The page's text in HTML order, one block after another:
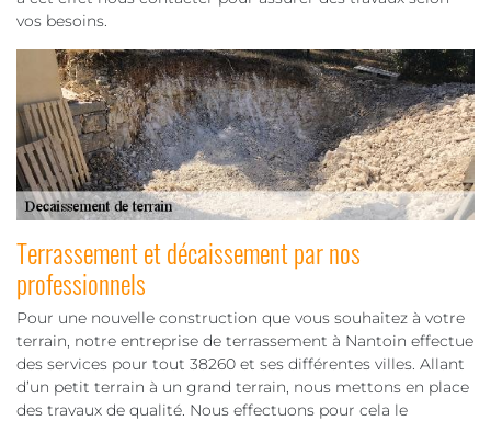
vos besoins.
Terrassement et décaissement par nos
professionnels
Pour une nouvelle construction que vous souhaitez à votre
terrain, notre entreprise de terrassement à Nantoin effectue
des services pour tout 38260 et ses différentes villes. Allant
d’un petit terrain à un grand terrain, nous mettons en place
des travaux de qualité. Nous effectuons pour cela le